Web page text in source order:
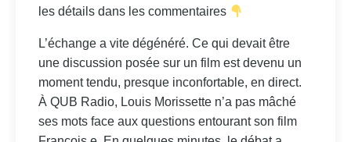
les détails dans les commentaires
L’échange a vite dégénéré. Ce qui devait être
une discussion posée sur un film est devenu un
moment tendu, presque inconfortable, en direct.
À QUB Radio, Louis Morissette n’a pas mâché
ses mots face aux questions entourant son film